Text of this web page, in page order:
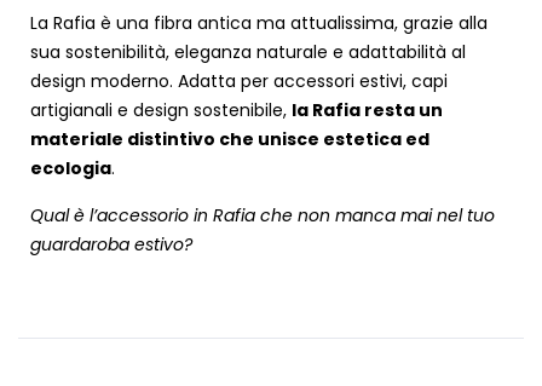
La Rafia è una fibra antica ma attualissima, grazie alla
sua sostenibilità, eleganza naturale e adattabilità al
design moderno. Adatta per accessori estivi, capi
artigianali e design sostenibile, la Rafia resta un
materiale distintivo che unisce estetica ed
ecologia.
Qual è l’accessorio in Rafia che non manca mai nel tuo
guardaroba estivo?